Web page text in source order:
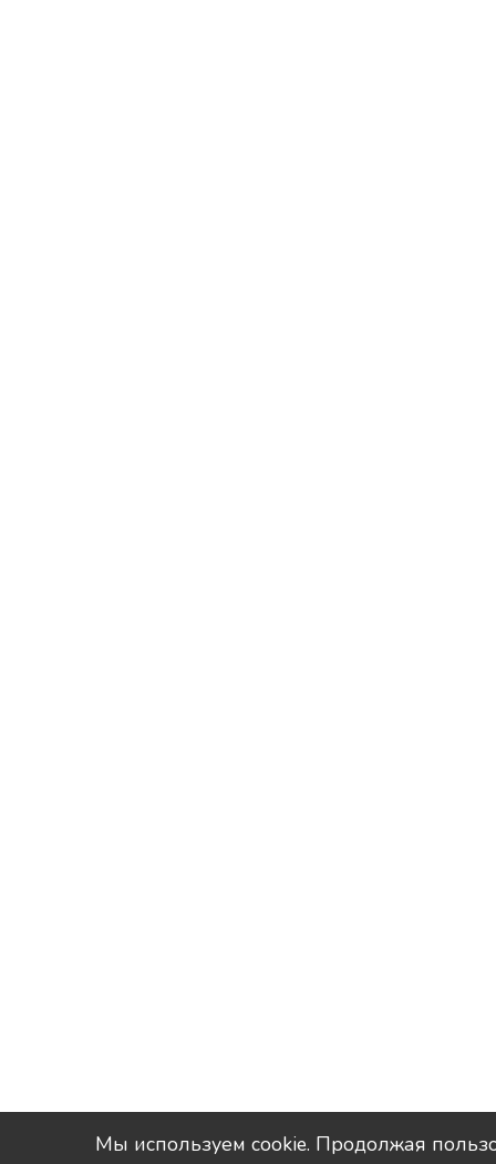
Мы используем сookie. Продолжая